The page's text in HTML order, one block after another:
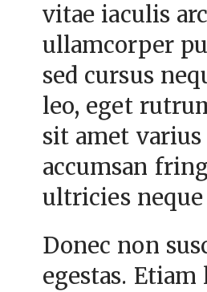
vitae iaculis
ullamcorper
sed cursus
leo, eget
sit amet
accumsan
ultricies
Donec non
egestas.